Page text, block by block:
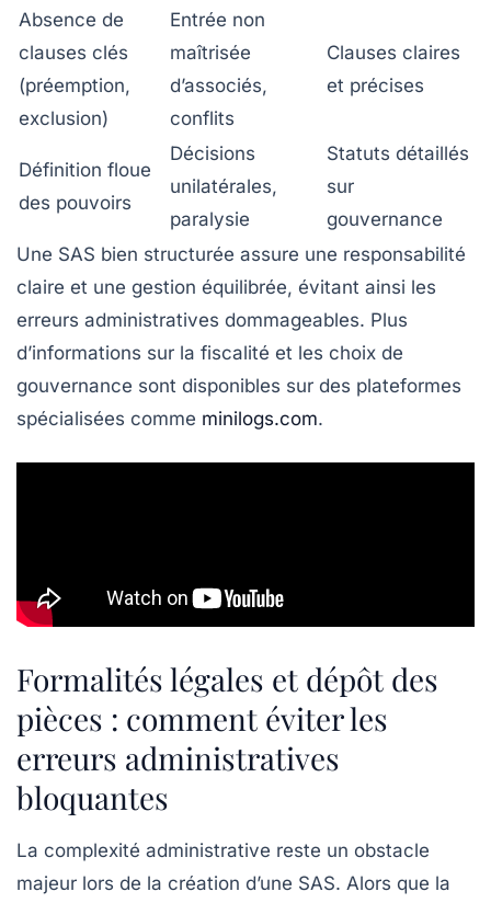
Absence de
clauses clés
(préemption,
exclusion)
Entrée non
maîtrisée
d’associés,
conflits
Clauses claires
et précises
Définition floue
des pouvoirs
Décisions
unilatérales,
paralysie
Statuts détaillés
sur
gouvernance
Une SAS bien structurée assure une responsabilité
claire et une gestion équilibrée, évitant ainsi les
erreurs administratives dommageables. Plus
d’informations sur la fiscalité et les choix de
gouvernance sont disponibles sur des plateformes
spécialisées comme minilogs.com.
Formalités légales et dépôt des
pièces : comment éviter les
erreurs administratives
bloquantes
La complexité administrative reste un obstacle
majeur lors de la création d’une SAS. Alors que la